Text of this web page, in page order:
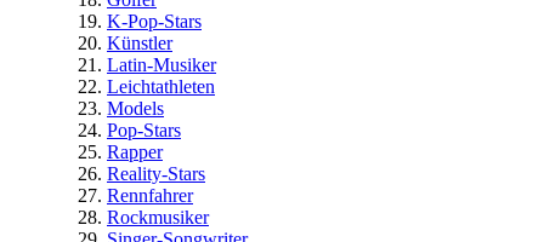
K-Pop-Stars
Künstler
Latin-Musiker
Leichtathleten
Models
Pop-Stars
Rapper
Reality-Stars
Rennfahrer
Rockmusiker